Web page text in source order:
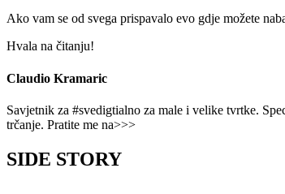
Ako vam se od svega prispavalo evo gdje možete
Hvala na čitanju!
Claudio Kramaric
Savjetnik za #svedigtialno za male i velike tvrtke.
trčanje. Pratite me na>>>
SIDE STORY